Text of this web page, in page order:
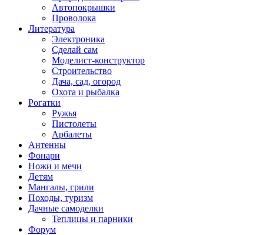
Автопокрышки
Проволока
Литература
Электроника
Сделай сам
Моделист-конструктор
Строительство
Дача, сад, огород
Охота и рыбалка
Рогатки
Ружья
Пистолеты
Арбалеты
Антенны
Фонари
Ножи и мечи
Детям
Мангалы, грили
Походы, туризм
Дачные самоделки
Теплицы и парники
Форум